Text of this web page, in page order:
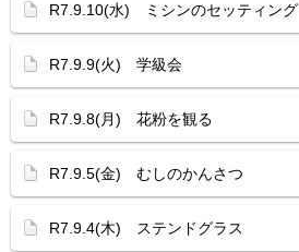
R7.9.10(水) ミシンのセッティング
R7.9.9(火) 学級会
R7.9.8(月) 花粉を観る
R7.9.5(金) むしのかんさつ
R7.9.4(木) ステンドグラス